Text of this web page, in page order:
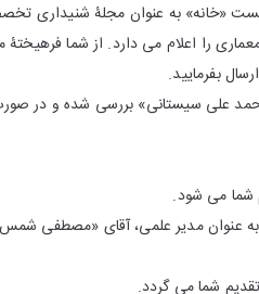
«خانه» به عنوان مجلۀ شنیداری
را اعلام می دارد. از شما
بفرمایید.
علی سیستانی» بررسی شده و در
شما می شود.
عنوان مدیر علمی، آقای «مصطفی شمس
شما می گردد.